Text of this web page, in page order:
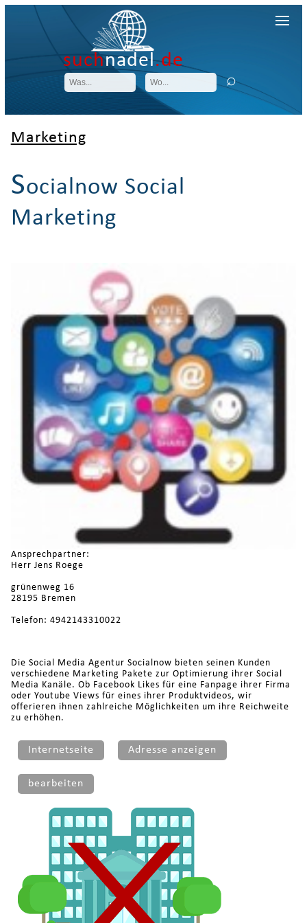
suchnadel.de
Marketing
Socialnow Social
Marketing
Ansprechpartner:
Herr Jens Roege
grünenweg 16
28195 Bremen
Telefon: 4942143310022
Die Social Media Agentur Socialnow bieten seinen Kunden
verschiedene Marketing Pakete zur Optimierung ihrer Social
Media Kanäle. Ob Facebook Likes für eine Fanpage ihrer Firma
oder Youtube Views für eines ihrer Produktvideos, wir
offerieren ihnen zahlreiche Möglichkeiten um ihre Reichweite
zu erhöhen.
Internetseite Adresse anzeigen
bearbeiten